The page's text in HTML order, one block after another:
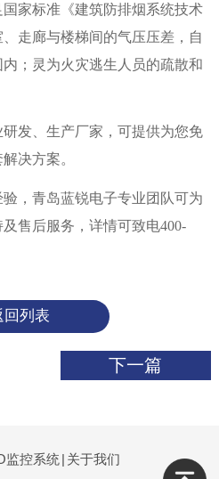
家标准《建筑防排烟系统技术
走廊与楼梯间的气压压差，自
；灵为火灾逃生人员的疏散和
发、生产厂家，可提供为您免
决方案。
，青岛蓝锐电子专业团队可为
售后服务，详情可致电400-
回列表
下一篇
监控系统| 关于我们